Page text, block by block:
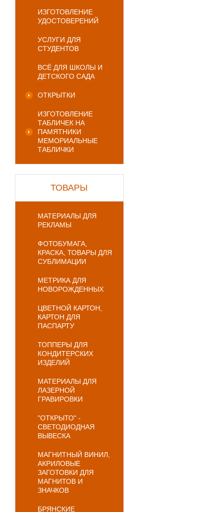
ИЗГОТОВЛЕНИЕ
УДОСТОВЕРЕНИЙ
УСЛУГИ ДЛЯ
СТУДЕНТОВ
ВСЁ ДЛЯ ШКОЛЫ И
ДЕТСКОГО САДА
ОТКРЫТКИ
ИЗГОТОВЛЕНИЕ
ТАБЛИЧЕК НА
ПАМЯТНИКИ
МЕМОРИАЛЬНЫЕ
ТАБЛИЧКИ
ТОВАРЫ
МАТЕРИАЛЫ ДЛЯ
РЕКЛАМЫ
ФОТОБУМАГА,
КРАСКА, ТОВАРЫ ДЛЯ
СУБЛИМАЦИИ
МЕТРИКА ДЛЯ
НОВОРОЖДЕННЫХ
ЦВЕТНОЙ КАРТОН,
КАРТОН ДЛЯ
ПАСПАРТУ
ТОППЕРЫ ДЛЯ
КОНДИТЕРСКИХ
ИЗДЕЛИЙ
МАТЕРИАЛЫ ДЛЯ
ЛАЗЕРНОЙ
ГРАВИРОВКИ
"ОТКРЫТО" -
СВЕТОДИОДНАЯ
ВЫВЕСКА
МАГНИТНЫЙ ВИНИЛ,
АКРИЛОВЫЕ
ЗАГОТОВКИ ДЛЯ
МАГНИТОВ И
ЗНАЧКОВ
БРЯНСКИЕ